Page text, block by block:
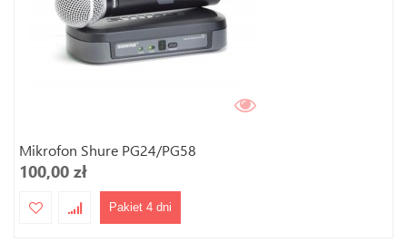
Mikrofon Shure PG24/PG58
100,00 zł
Pakiet 4 dni